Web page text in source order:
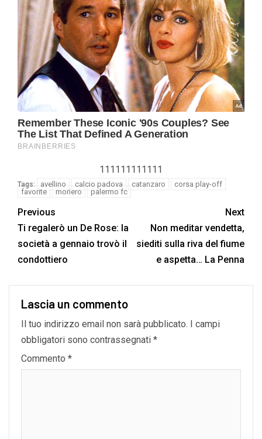
111111111111
Tags: avellino calcio padova catanzaro
corsa play-off
favorite
moriero palermo fc
Previous
Ti regalerò un De Rose: la
società a gennaio trovò il
condottiero
Next
Non meditar vendetta,
siediti sulla riva del fiume
e aspetta… La Penna
Lascia un commento
Il tuo indirizzo email non sarà pubblicato. I campi
obbligatori sono contrassegnati *
Commento *